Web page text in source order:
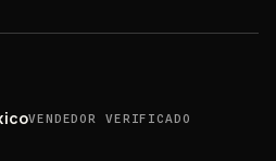
VENDEDOR VERIFICADO